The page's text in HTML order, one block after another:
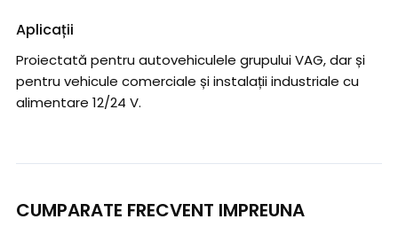
Aplicații
Proiectată pentru autovehiculele grupului VAG, dar și
pentru vehicule comerciale și instalații industriale cu
alimentare 12/24 V.
CUMPARATE FRECVENT IMPREUNA